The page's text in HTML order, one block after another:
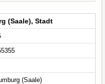
(Saale), Stadt
(Saale)